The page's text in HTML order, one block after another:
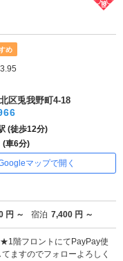
め
5つ星のうち3.5
3.95
区兎我野町4-18
(徒歩12分)
(車6分)
マップで開く
円 ～ 宿泊 7,400 円 ～
階フロントにてPayPay使
ますのでフォローよろしく